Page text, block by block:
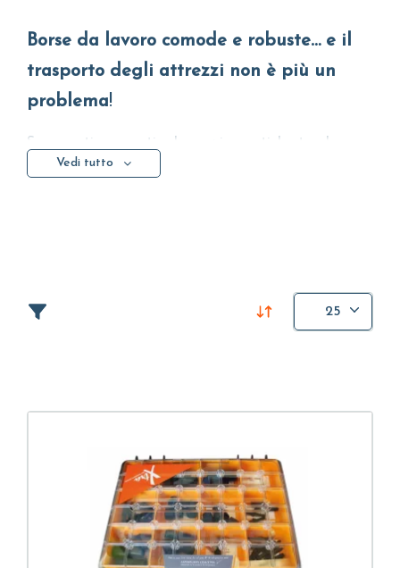
Borse da lavoro comode e robuste… e il
trasporto degli attrezzi non è più un
problema!
Scomparti per gestire lo spazio, pratiche tasche
multiple, cerniere robuste, ergonomicità… ecco
Vedi tutto
25